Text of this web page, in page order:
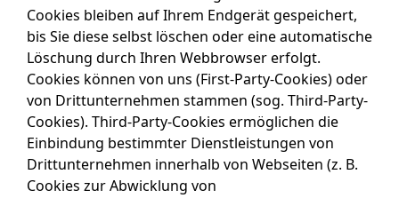
Cookies bleiben auf Ihrem Endgerät gespeichert,
bis Sie diese selbst löschen oder eine automatische
Löschung durch Ihren Webbrowser erfolgt.
Cookies können von uns (First-Party-Cookies) oder
von Drittunternehmen stammen (sog. Third-Party-
Cookies). Third-Party-Cookies ermöglichen die
Einbindung bestimmter Dienstleistungen von
Drittunternehmen innerhalb von Webseiten (z. B.
Cookies zur Abwicklung von